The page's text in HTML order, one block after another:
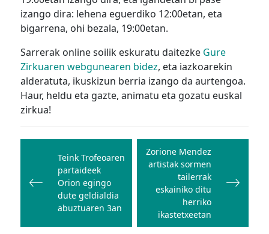
izango dira: lehena eguerdiko 12:00etan, eta
bigarrena, ohi bezala, 19:00etan.
Sarrerak online soilik eskuratu daitezke Gure
Zirkuaren webgunearen bidez, eta iazkoarekin
alderatuta, ikuskizun berria izango da aurtengoa.
Haur, heldu eta gazte, animatu eta gozatu euskal
zirkua!
Bidalketetan
zehar
nabigatu
Teink Trofeoaren
partaideek
Orion egingo
dute geldialdia
abuztuaren 3an
Zorione Mendez
artistak sormen
tailerrak
eskainiko ditu
herriko
ikastetxeetan